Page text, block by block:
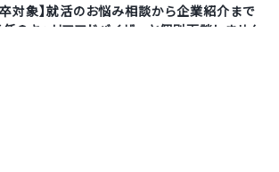
卒対象】就活のお悩み相談から企業紹介まで
のキャリアアドバイザーと個別面談しません